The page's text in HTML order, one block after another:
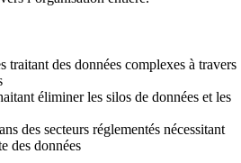
traitant des données complexes à travers
éliminer les silos de données et les
des secteurs réglementés nécessitant
des données